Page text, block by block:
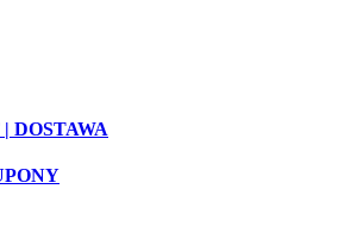
DOSTAWA